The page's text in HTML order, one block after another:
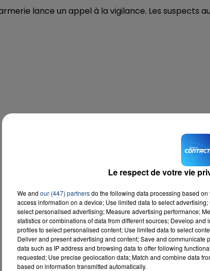
lance un appel à la vigilance. Les suspects
Le respect de votre vie
We and our (447) partnersdo the following data processing based
access information on a device; Use limited data to select
select personalised advertising; Measure advertising performance;
statistics or combinations of data from different sources; Develop
profiles to select personalised content; Use limited data to select
Deliver and present advertising and content; Save and
data such as IP address and browsing data to offer following
requested; Use precise geolocation data; Match and combine data
based on information transmitted automatically.